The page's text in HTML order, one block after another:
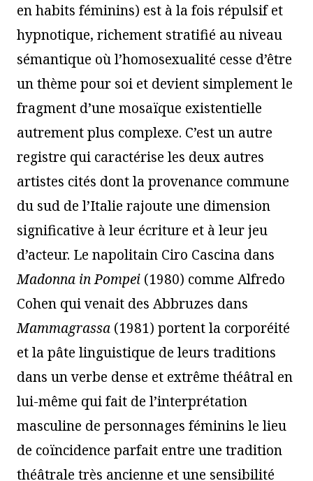
en habits féminins) est à la fois répulsif et
hypnotique, richement stratifié au niveau
sémantique où l’homosexualité cesse d’être
un thème pour soi et devient simplement le
fragment d’une mosaïque existentielle
autrement plus complexe. C’est un autre
registre qui caractérise les deux autres
artistes cités dont la provenance commune
du sud de l’Italie rajoute une dimension
significative à leur écriture et à leur jeu
d’acteur. Le napolitain Ciro Cascina dans
Madonna in Pompei (1980) comme Alfredo
Cohen qui venait des Abbruzes dans
Mammagrassa (1981) portent la corporéité
et la pâte linguistique de leurs traditions
dans un verbe dense et extrême théâtral en
lui-même qui fait de l’interprétation
masculine de personnages féminins le lieu
de coïncidence parfait entre une tradition
théâtrale très ancienne et une sensibilité